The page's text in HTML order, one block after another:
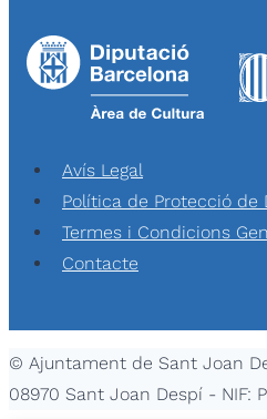
Avís Legal
Política de Protecció de
Termes i Condicions
Contacte
© Ajuntament de Sant Joan
08970 Sant Joan Despí - NIF: